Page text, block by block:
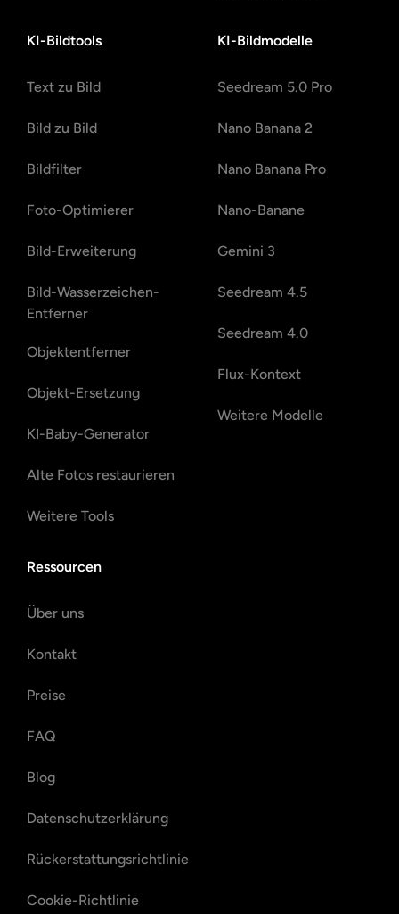
KI-Bildtools
Text zu Bild
Bild zu Bild
Bildfilter
Foto-Optimierer
Bild-Erweiterung
Bild-Wasserzeichen-
Entferner
Objektentferner
Objekt-Ersetzung
KI-Baby-Generator
Alte Fotos restaurieren
Weitere Tools
KI-Bildmodelle
Seedream 5.0 Pro
Nano Banana 2
Nano Banana Pro
Nano-Banane
Gemini 3
Seedream 4.5
Seedream 4.0
Flux-Kontext
Weitere Modelle
Ressourcen
Über uns
Kontakt
Preise
FAQ
Blog
Datenschutzerklärung
Rückerstattungsrichtlinie
Cookie-Richtlinie